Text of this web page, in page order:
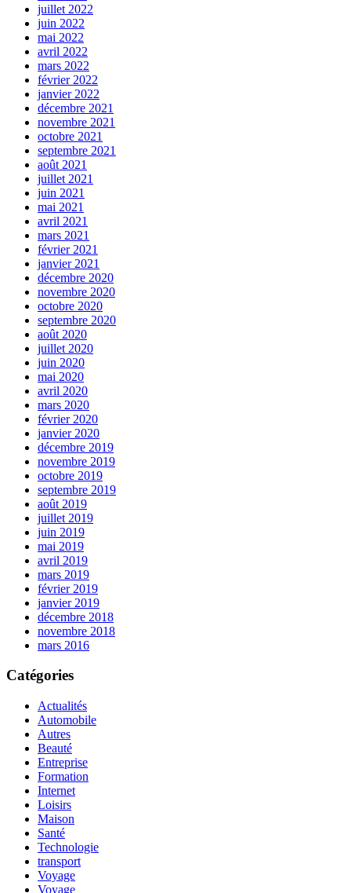
juillet 2022
juin 2022
mai 2022
avril 2022
mars 2022
février 2022
janvier 2022
décembre 2021
novembre 2021
octobre 2021
septembre 2021
août 2021
juillet 2021
juin 2021
mai 2021
avril 2021
mars 2021
février 2021
janvier 2021
décembre 2020
novembre 2020
octobre 2020
septembre 2020
août 2020
juillet 2020
juin 2020
mai 2020
avril 2020
mars 2020
février 2020
janvier 2020
décembre 2019
novembre 2019
octobre 2019
septembre 2019
août 2019
juillet 2019
juin 2019
mai 2019
avril 2019
mars 2019
février 2019
janvier 2019
décembre 2018
novembre 2018
mars 2016
Catégories
Actualités
Automobile
Autres
Beauté
Entreprise
Formation
Internet
Loisirs
Maison
Santé
Technologie
transport
Voyage
Voyage